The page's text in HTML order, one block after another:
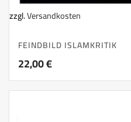
zzgl.Versandkosten
FEINDBILD ISLAMKRITIK
22,00€